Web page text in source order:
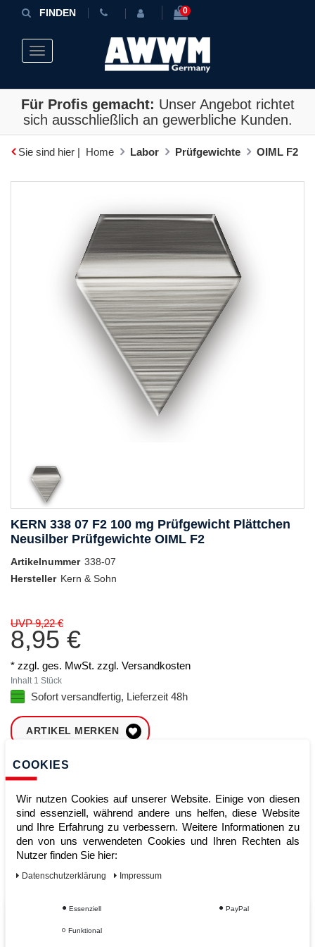
FINDEN 0
Toggle navigation
Für Profis gemacht: Unser Angebot richtet
sich ausschließlich an gewerbliche Kunden.
Sie sind hier | Home Labor Prüfgewichte OIML F2
KERN 338 07 F2 100 mg Prüfgewicht Plättchen
Neusilber Prüfgewichte OIML F2
Artikelnummer 338-07
Hersteller Kern & Sohn
UVP 9,22 €
8,95 €
* zzgl. ges. MwSt. zzgl. Versandkosten
Inhalt 1 Stück
Sofort versandfertig, Lieferzeit 48h
ARTIKEL MERKEN
ZUM WARENKORB
Sofort lieferbar
Kauf auf Rechnung
COOKIES
Wir nutzen Cookies auf unserer Website. Einige von diesen
sind essenziell, während andere uns helfen, diese Website
und Ihre Erfahrung zu verbessern. Weitere Informationen zu
den von uns verwendeten Cookies und Ihren Rechten als
Nutzer finden Sie hier:
Daten­schutz­erklärung Impressum
Essenziell PayPal
Funktional